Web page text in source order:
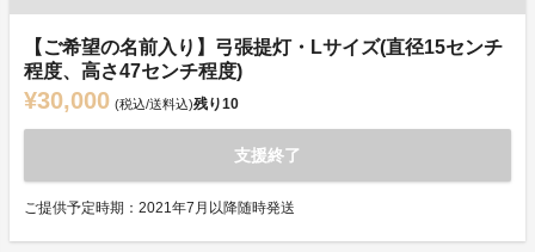
【ご希望の名前入り】弓張提灯・Lサイズ(直径15センチ
程度、高さ47センチ程度)
¥30,000 (税込/送料込)残り10
支援終了
ご提供予定時期：2021年7月以降随時発送